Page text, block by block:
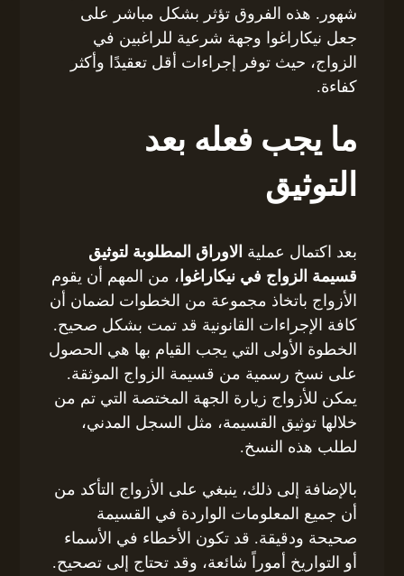
شهور. هذه الفروق تؤثر بشكل مباشر على
جعل نيكاراغوا وجهة شرعية للراغبين في
الزواج، حيث توفر إجراءات أقل تعقيدًا وأكثر
كفاءة.
ما يجب فعله بعد
التوثيق
بعد اكتمال عملية الاوراق المطلوبة لتوثيق
قسيمة الزواج في نيكاراغوا ، من المهم أن يقوم
الأزواج باتخاذ مجموعة من الخطوات لضمان أن
كافة الإجراءات القانونية قد تمت بشكل صحيح.
الخطوة الأولى التي يجب القيام بها هي الحصول
على نسخ رسمية من قسيمة الزواج الموثقة.
يمكن للأزواج زيارة الجهة المختصة التي تم من
خلالها توثيق القسيمة، مثل السجل المدني،
لطلب هذه النسخ.
بالإضافة إلى ذلك، ينبغي على الأزواج التأكد من
أن جميع المعلومات الواردة في القسيمة
صحيحة ودقيقة. قد تكون الأخطاء في الأسماء
أو التواريخ أموراً شائعة، وقد تحتاج إلى تصحيح.